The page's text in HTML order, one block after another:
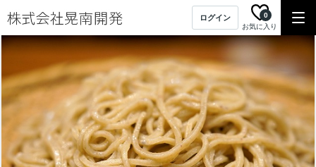
ログイン
お気に入り
0